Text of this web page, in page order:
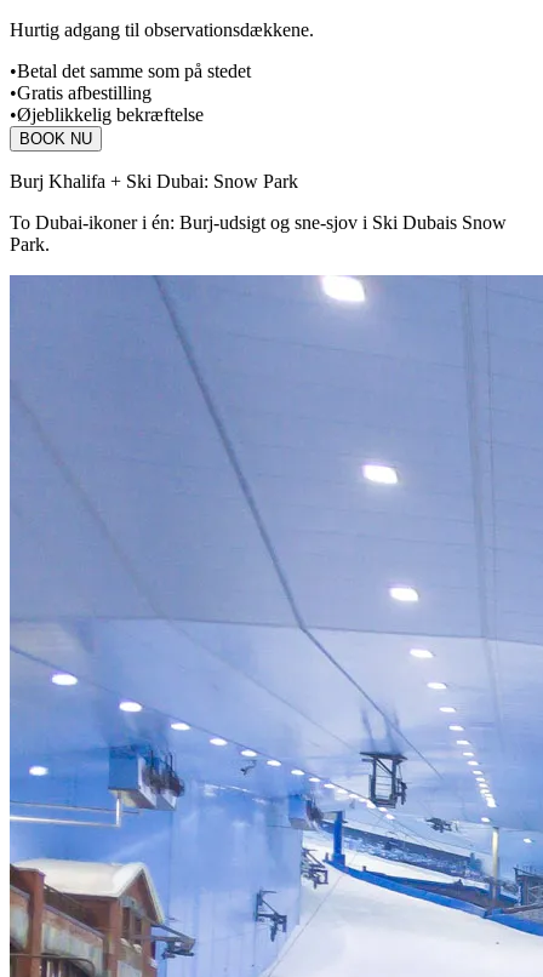
Hurtig adgang til observationsdækkene.
•Betal det samme som på stedet
•Gratis afbestilling
•Øjeblikkelig bekræftelse
BOOK NU
Burj Khalifa + Ski Dubai: Snow Park
To Dubai-ikoner i én: Burj-udsigt og sne-sjov i Ski Dubais Snow
Park.